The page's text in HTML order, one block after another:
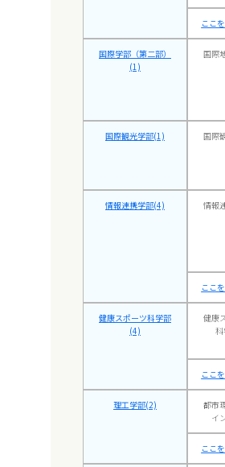
ここ
国際学部（第二部）
(1)
国際
国際観光学部(1) 国際
情報連携学部(4) 情報
ここ
健康スポーツ科学部
(4)
健康
ここ
理工学部(2)
都市
イ
ここ